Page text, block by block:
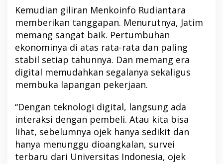
Kemudian giliran Menkoinfo Rudiantara
memberikan tanggapan. Menurutnya, Jatim
memang sangat baik. Pertumbuhan
ekonominya di atas rata-rata dan paling
stabil setiap tahunnya. Dan memang era
digital memudahkan segalanya sekaligus
membuka lapangan pekerjaan.
“Dengan teknologi digital, langsung ada
interaksi dengan pembeli. Atau kita bisa
lihat, sebelumnya ojek hanya sedikit dan
hanya menunggu dioangkalan, survei
terbaru dari Universitas Indonesia, ojek